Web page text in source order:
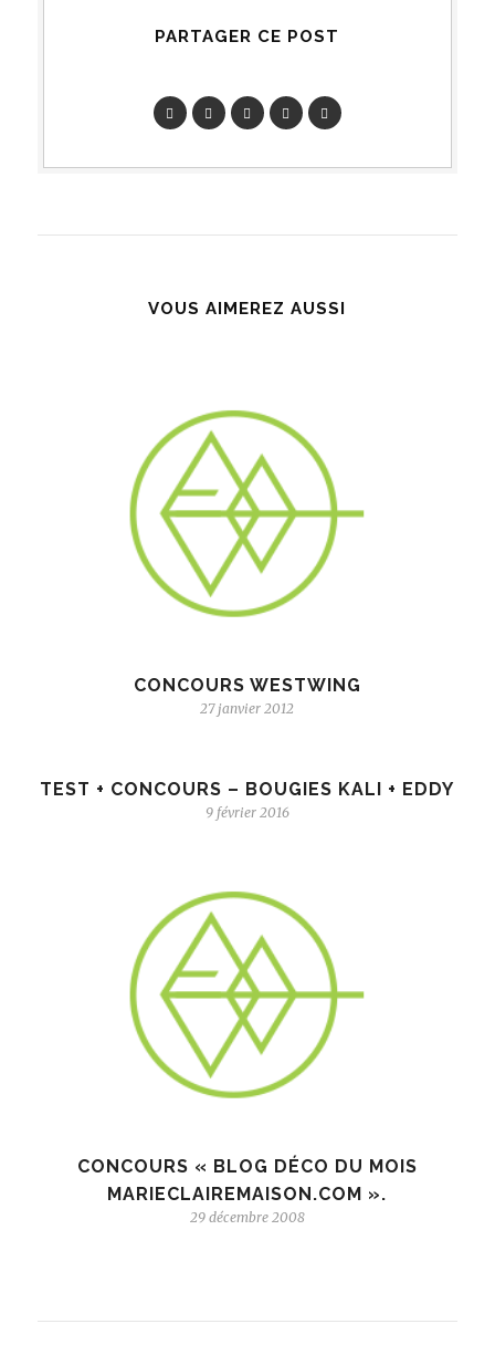
PARTAGER CE POST
VOUS AIMEREZ AUSSI
CONCOURS WESTWING
27 janvier 2012
TEST + CONCOURS – BOUGIES KALI + EDDY
9 février 2016
CONCOURS « BLOG DÉCO DU MOIS
MARIECLAIREMAISON.COM ».
29 décembre 2008